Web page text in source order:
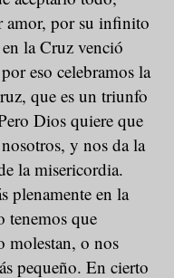
amor, por su infinito
la Cruz venció
eso celebramos la
que es un triunfo
Dios quiere que
y nos da la
la misericordia.
plenamente en la
tenemos que
molestan, o nos
pequeño. En cierto